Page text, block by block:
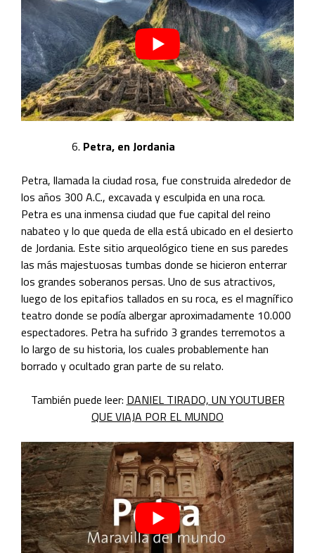
Petra, en Jordania
Petra, llamada la ciudad rosa, fue construida alrededor de
los años 300 A.C., excavada y esculpida en una roca.
Petra es una inmensa ciudad que fue capital del reino
nabateo y lo que queda de ella está ubicado en el desierto
de Jordania. Este sitio arqueológico tiene en sus paredes
las más majestuosas tumbas donde se hicieron enterrar
los grandes soberanos persas. Uno de sus atractivos,
luego de los epitafios tallados en su roca, es el magnífico
teatro donde se podía albergar aproximadamente 10.000
espectadores. Petra ha sufrido 3 grandes terremotos a
lo largo de su historia, los cuales probablemente han
borrado y ocultado gran parte de su relato.
También puede leer: DANIEL TIRADO, UN YOUTUBER
QUE VIAJA POR EL MUNDO